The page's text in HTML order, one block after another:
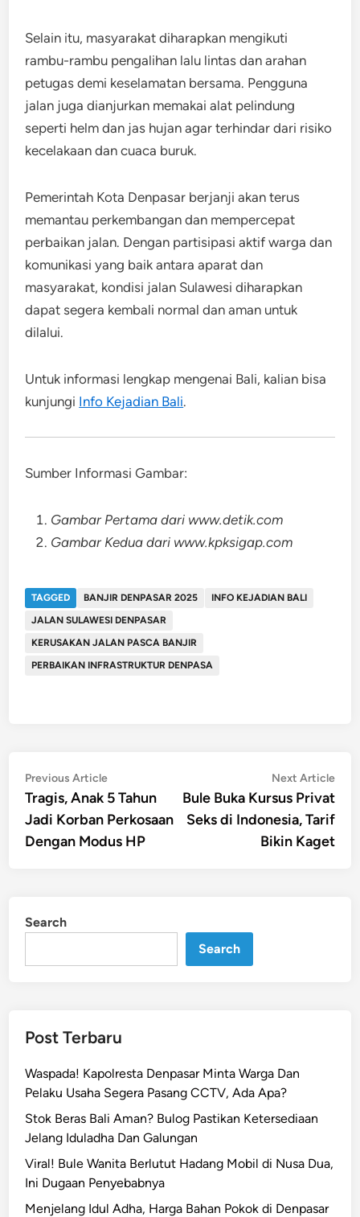
Selain itu, masyarakat diharapkan mengikuti
rambu-rambu pengalihan lalu lintas dan arahan
petugas demi keselamatan bersama. Pengguna
jalan juga dianjurkan memakai alat pelindung
seperti helm dan jas hujan agar terhindar dari risiko
kecelakaan dan cuaca buruk.
Pemerintah Kota Denpasar berjanji akan terus
memantau perkembangan dan mempercepat
perbaikan jalan. Dengan partisipasi aktif warga dan
komunikasi yang baik antara aparat dan
masyarakat, kondisi jalan Sulawesi diharapkan
dapat segera kembali normal dan aman untuk
dilalui.
Untuk informasi lengkap mengenai Bali, kalian bisa
kunjungi Info Kejadian Bali.
Sumber Informasi Gambar:
Gambar Pertama dari www.detik.com
Gambar Kedua dari www.kpksigap.com
TAGGED BANJIR DENPASAR 2025
INFO KEJADIAN BALI
JALAN SULAWESI DENPASAR
KERUSAKAN JALAN PASCA BANJIR
PERBAIKAN INFRASTRUKTUR DENPASA
Post
navigation
Previous ArticlePrevious
article:
Tragis, Anak 5 Tahun
Jadi Korban Perkosaan
Dengan Modus HP
Next Article
Bule Buka Kursus Privat
Seks di Indonesia, Tarif
Bikin Kaget
Search
Search
Post Terbaru
Waspada! Kapolresta Denpasar Minta Warga Dan
Pelaku Usaha Segera Pasang CCTV, Ada Apa?
Stok Beras Bali Aman? Bulog Pastikan Ketersediaan
Jelang Iduladha Dan Galungan
Viral! Bule Wanita Berlutut Hadang Mobil di Nusa Dua,
Ini Dugaan Penyebabnya
Menjelang Idul Adha, Harga Bahan Pokok di Denpasar